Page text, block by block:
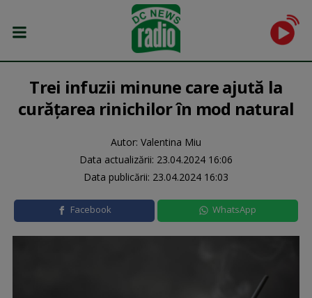
Trei infuzii minune care ajută la
curățarea rinichilor în mod natural
Autor: Valentina Miu
Data actualizării: 23.04.2024 16:06
Data publicării: 23.04.2024 16:03
Facebook WhatsApp